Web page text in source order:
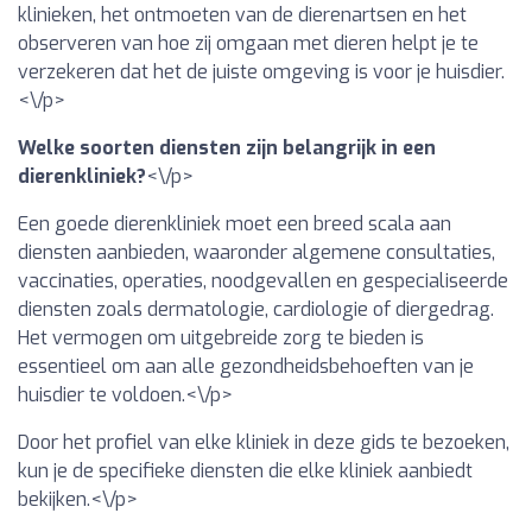
klinieken, het ontmoeten van de dierenartsen en het
observeren van hoe zij omgaan met dieren helpt je te
verzekeren dat het de juiste omgeving is voor je huisdier.
<\/p>
Welke soorten diensten zijn belangrijk in een
dierenkliniek?<\/p>
Een goede dierenkliniek moet een breed scala aan
diensten aanbieden, waaronder algemene consultaties,
vaccinaties, operaties, noodgevallen en gespecialiseerde
diensten zoals dermatologie, cardiologie of diergedrag.
Het vermogen om uitgebreide zorg te bieden is
essentieel om aan alle gezondheidsbehoeften van je
huisdier te voldoen.<\/p>
Door het profiel van elke kliniek in deze gids te bezoeken,
kun je de specifieke diensten die elke kliniek aanbiedt
bekijken.<\/p>